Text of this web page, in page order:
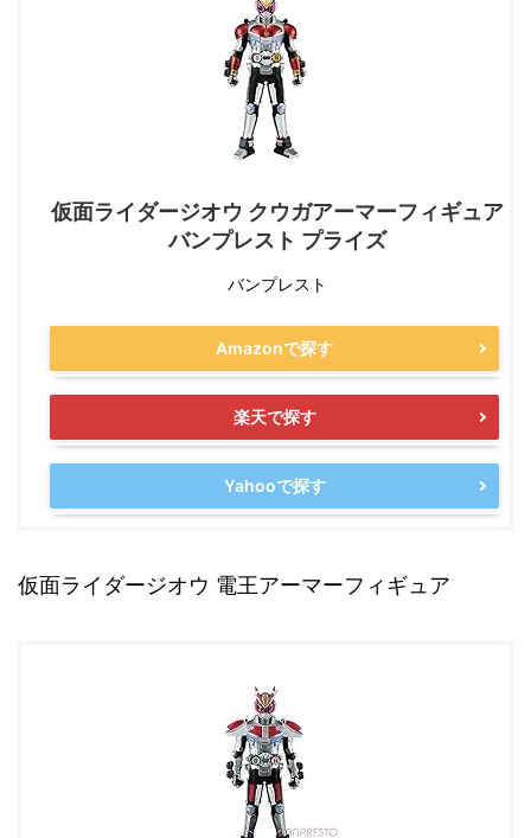
仮面ライダージオウ クウガアーマーフィギュア
バンプレスト プライズ
バンプレスト
Amazonで探す
楽天で探す
Yahooで探す
仮面ライダージオウ 電王アーマーフィギュア